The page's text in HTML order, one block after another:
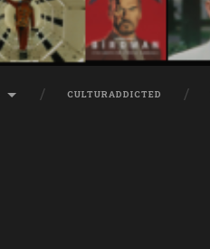
CULTURADDICTED